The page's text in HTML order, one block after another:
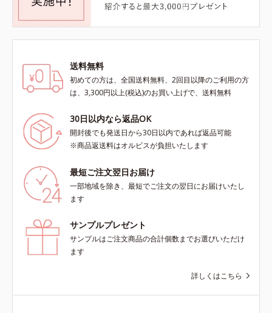
送料無料
初めての方は、全国送料無料、2回目以降のご利用の方
は、3,300円以上(税込)のお買い上げで、送料無料
30日以内なら返品OK
開封後でも発送日から30日以内であれば返品可能
※商品返送料はオルビスが負担いたします
最短ご注文翌日お届け
一部地域を除き、最短でご注文の翌日にお届けいたし
ます
サンプルプレゼント
サンプルはご注文商品の合計個数までお選びいただけ
ます
詳しくはこちら